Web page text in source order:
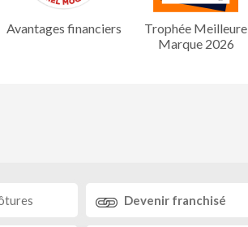
Avantages financiers
Trophée Meilleure
Marque 2026
Devenir franchisé